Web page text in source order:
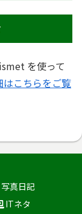
を使って
はこちらをご覧
写真日記
ITネタ